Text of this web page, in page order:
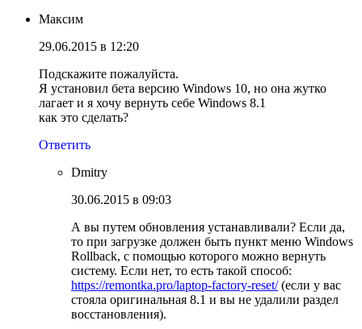
Максим
29.06.2015 в 12:20
Подскажите пожалуйста.
Я установил бета версию Windows 10, но она жутко
лагает и я хочу вернуть себе Windows 8.1
как это сделать?
Ответить
Dmitry
30.06.2015 в 09:03
А вы путем обновления устанавливали? Если да,
то при загрузке должен быть пункт меню Windows
Rollback, с помощью которого можно вернуть
систему. Если нет, то есть такой способ:
https://remontka.pro/laptop-factory-reset/(если у вас
стояла оригинальная 8.1 и вы не удалили раздел
восстановления).